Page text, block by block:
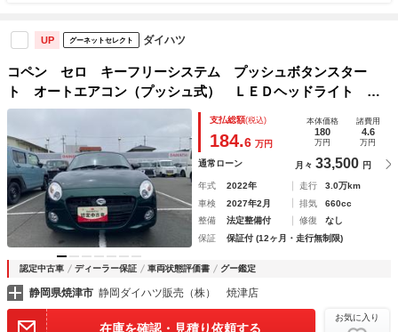
UP グーネットセレクト ダイハツ
コペン セロ キーフリーシステム プッシュボタンスター
ト オートエアコン（プッシュ式） ＬＥＤヘッドライト 電
動ルーフ アルミホイール
支払総額(税込)
184.6 万円
本体価格
180
万円
諸費用
4.6
万円
通常ローン 月々 33,500 円
年式 2022年 走行
3.0万km
車検
2027年2月 排気
660cc
整備
法定整備付 修復
なし
保証
保証付 (12ヶ月・走行無制限)
認定中古車 ディーラー保証 車両状態評価書 グー鑑定
静岡県焼津市 静岡ダイハツ販売（株） 焼津店
在庫を確認・見積り依頼する
お気に入り